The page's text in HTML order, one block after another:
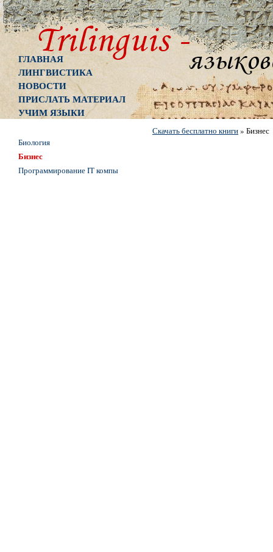
ГЛАВНАЯ
ЛИНГВИСТИКА
НОВОСТИ
ПРИСЛАТЬ МАТЕРИАЛ
УЧИМ ЯЗЫКИ
Скачать бесплатно книги» Бизнес
Биология
Бизнес
Программирование IT компы